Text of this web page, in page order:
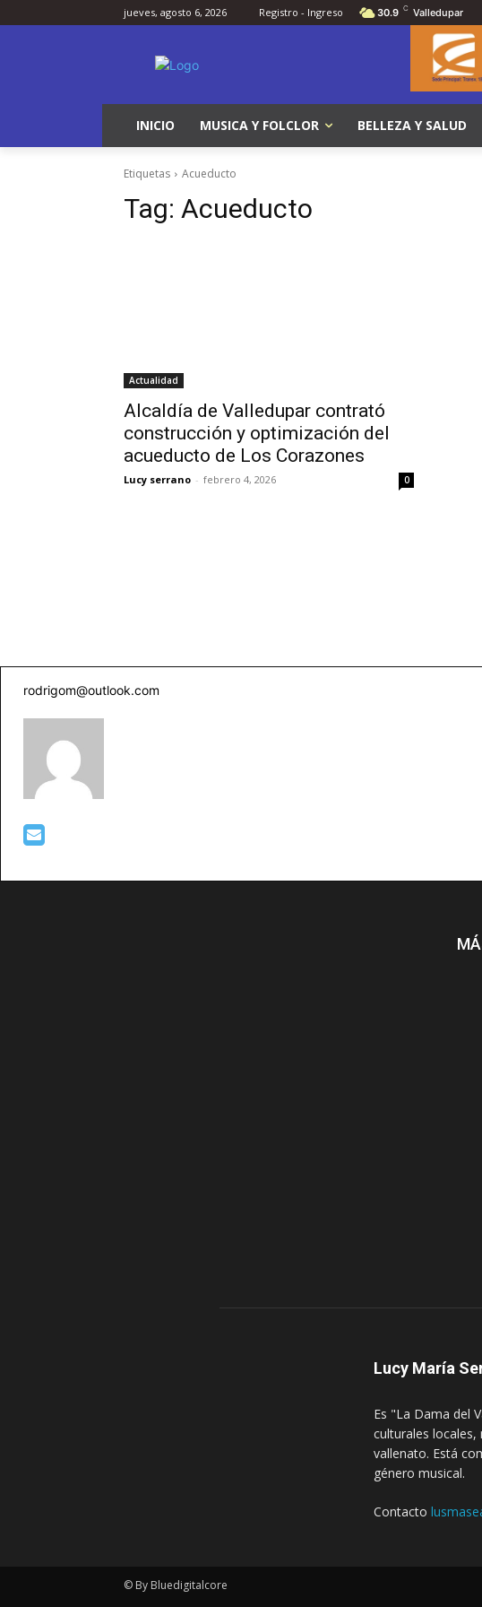
jueves, agosto 6, 2026 Registro - Ingreso 30.9 C Valledupar
INICIO MUSICA Y FOLCLOR BELLEZA Y SALUD
Etiquetas Acueducto
Tag: Acueducto
Actualidad
Alcaldía de Valledupar contrató
construcción y optimización del
acueducto de Los Corazones
Lucy serrano - febrero 4, 2026 0
rodrigom@outlook.com
Lucy María
Es "La Dama del
culturales
vallenato. Está
género musical.
Contacto
© By Bluedigitalcore